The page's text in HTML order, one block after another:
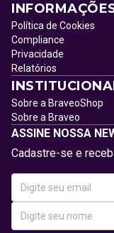
Política de Cookies
Compliance
Privacidade
Relatórios
Sobre a BraveoShop
Sobre a Braveo
ASSINE NOSSA
Cadastre-se e